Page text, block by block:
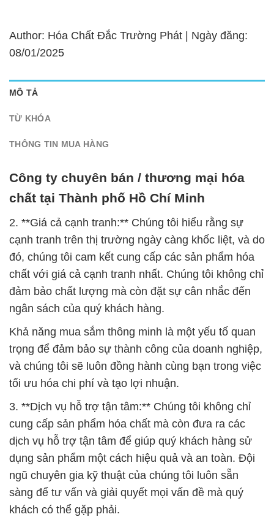
Author: Hóa Chất Đắc Trường Phát | Ngày đăng:
08/01/2025
MÔ TẢ
TỪ KHÓA
THÔNG TIN MUA HÀNG
Công ty chuyên bán / thương mại hóa
chất tại Thành phố Hồ Chí Minh
2. **Giá cả cạnh tranh:** Chúng tôi hiểu rằng sự
cạnh tranh trên thị trường ngày càng khốc liệt, và do
đó, chúng tôi cam kết cung cấp các sản phẩm hóa
chất với giá cả cạnh tranh nhất. Chúng tôi không chỉ
đảm bảo chất lượng mà còn đặt sự cân nhắc đến
ngân sách của quý khách hàng.
Khả năng mua sắm thông minh là một yếu tố quan
trọng để đảm bảo sự thành công của doanh nghiệp,
và chúng tôi sẽ luôn đồng hành cùng bạn trong việc
tối ưu hóa chi phí và tạo lợi nhuận.
3. **Dịch vụ hỗ trợ tận tâm:** Chúng tôi không chỉ
cung cấp sản phẩm hóa chất mà còn đưa ra các
dịch vụ hỗ trợ tận tâm để giúp quý khách hàng sử
dụng sản phẩm một cách hiệu quả và an toàn. Đội
ngũ chuyên gia kỹ thuật của chúng tôi luôn sẵn
sàng để tư vấn và giải quyết mọi vấn đề mà quý
khách có thể gặp phải.